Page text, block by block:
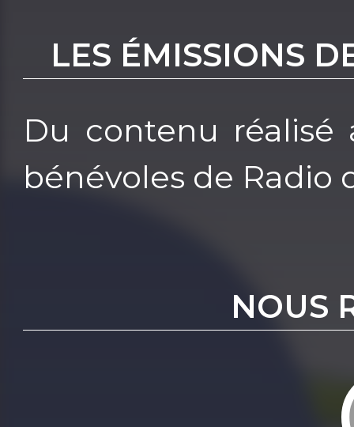
LES ÉMISSIONS
Du contenu réalisé
bénévoles de Radio
NOUS